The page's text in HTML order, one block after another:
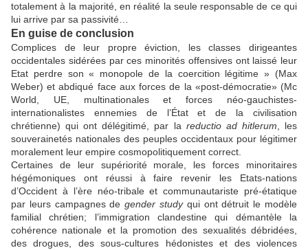
totalement à la majorité, en réalité la seule responsable de ce qui
lui arrive par sa passivité…
En guise de conclusion
Complices de leur propre éviction, les classes dirigeantes
occidentales sidérées par ces minorités offensives ont laissé leur
Etat perdre son « monopole de la coercition légitime » (Max
Weber) et abdiqué face aux forces de la «post-démocratie» (Mc
World, UE, multinationales et forces néo-gauchistes-
internationalistes ennemies de l’État et de la civilisation
chrétienne) qui ont délégitimé, par la reductio ad hitlerum , les
souverainetés nationales des peuples occidentaux pour légitimer
moralement leur empire cosmopolitiquement correct.
Certaines de leur supériorité morale, les forces minoritaires
hégémoniques ont réussi à faire revenir les Etats-nations
d’Occident à l’ère néo-tribale et communautariste pré-étatique
par leurs campagnes degender studyqui ont détruit le modèle
familial chrétien; l’immigration clandestine qui démantèle la
cohérence nationale et la promotion des sexualités débridées,
des drogues, des sous-cultures hédonistes et des violences